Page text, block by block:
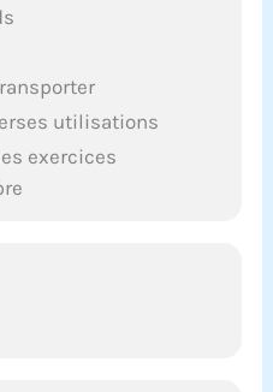
utilisations
exercices